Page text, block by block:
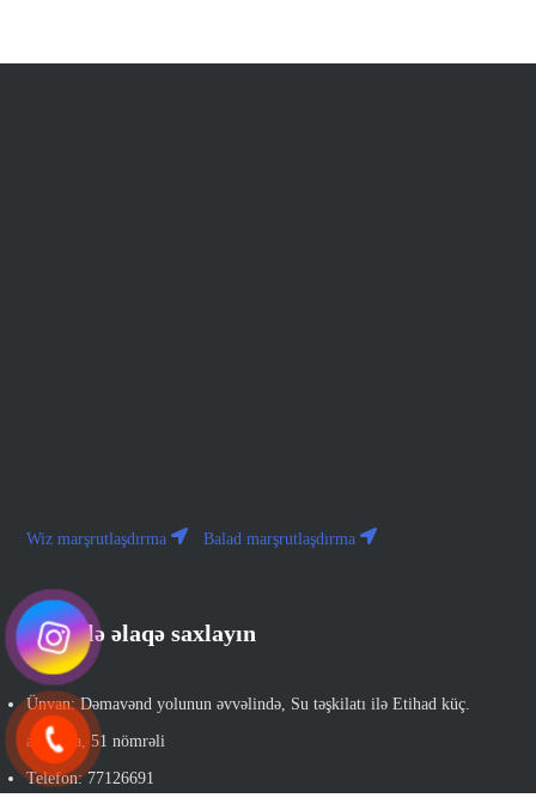
Wiz marşrutlaşdırma Balad marşrutlaşdırma
Bizimlə əlaqə saxlayın
Ünvan: Dəmavənd yolunun əvvəlində, Su təşkilatı ilə Etihad küç.
arasında, 51 nömrəli
Telefon: 77126691